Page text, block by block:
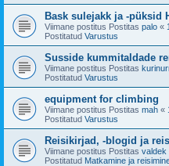
Bask sulejakk ja -püksid
Viimane postitus Postitas palo «
Postitatud Varustus
Susside kummitaldade
Viimane postitus Postitas
Postitatud Varustus
equipment for climbing
Viimane postitus Postitas mah «
Postitatud Varustus
Reisikirjad, -blogid ja
Viimane postitus Postitas valdek
Postitatud Matkamine ja